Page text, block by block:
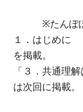
※たんぽぽ
１．はじめに
を掲載。
「３．共通理
は次回に掲載。